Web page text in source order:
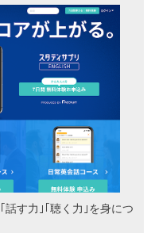
話す力｣｢聴く力｣を身につ